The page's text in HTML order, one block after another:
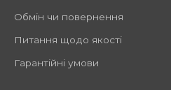
Обмін чи повернення
Питання щодо якості
Гарантійні умови